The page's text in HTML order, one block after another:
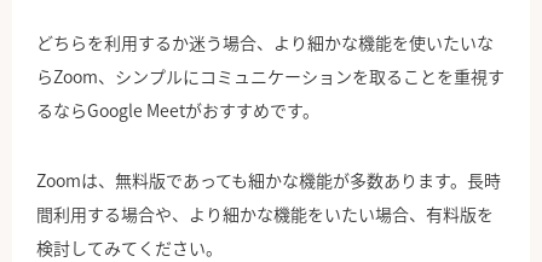
どちらを利用するか迷う場合、より細かな機能を使いたいな
らZoom、シンプルにコミュニケーションを取ることを重視す
るならGoogle Meetがおすすめです。
Zoomは、無料版であっても細かな機能が多数あります。長時
間利用する場合や、より細かな機能をいたい場合、有料版を
検討してみてください。